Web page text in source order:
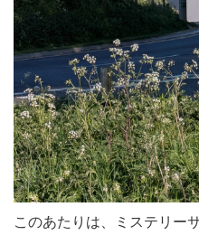
このあたりは、ミステリー